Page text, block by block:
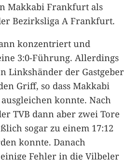
Makkabi Frankfurt als
Bezirksliga A Frankfurt.
konzentriert und
3:0-Führung. Allerdings
Linkshänder der Gastgeber
Griff, so dass Makkabi
konnte. Nach
TVB dann aber zwei Tore
sogar zu einem 17:12
konnte. Danach
Fehler in die Vilbeler